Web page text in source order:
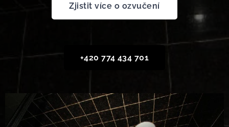
Zjistit více o ozvučení
+420 774 434 701